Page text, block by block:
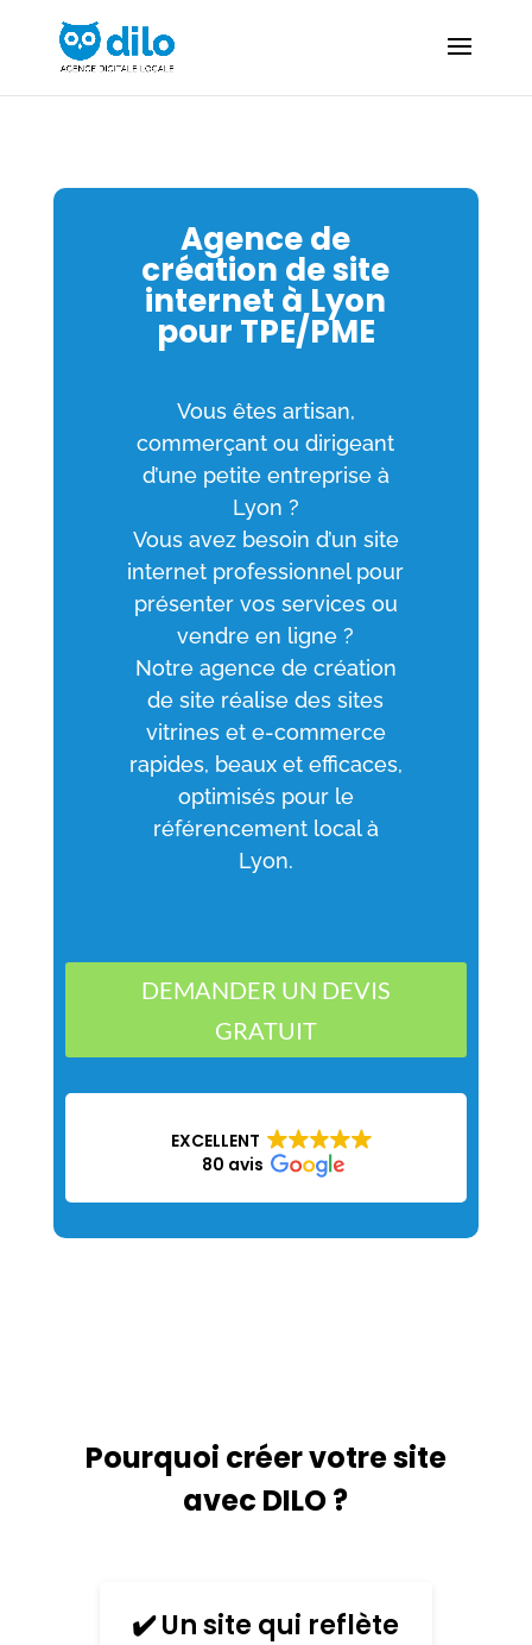
Agence de
création de site
internet à Lyon
pour TPE/PME
Vous êtes artisan,
commerçant ou dirigeant
d’une petite entreprise à
Lyon ?
Vous avez besoin d’un site
internet professionnel pour
présenter vos services ou
vendre en ligne ?
Notre agence de création
de site réalise des sites
vitrines et e-commerce
rapides, beaux et efficaces,
optimisés pour le
référencement local à
Lyon.
DEMANDER UN DEVIS
GRATUIT
EXCELLENT
80 avis
Pourquoi créer votre site
avec DILO ?
✔️ Un site qui reflète